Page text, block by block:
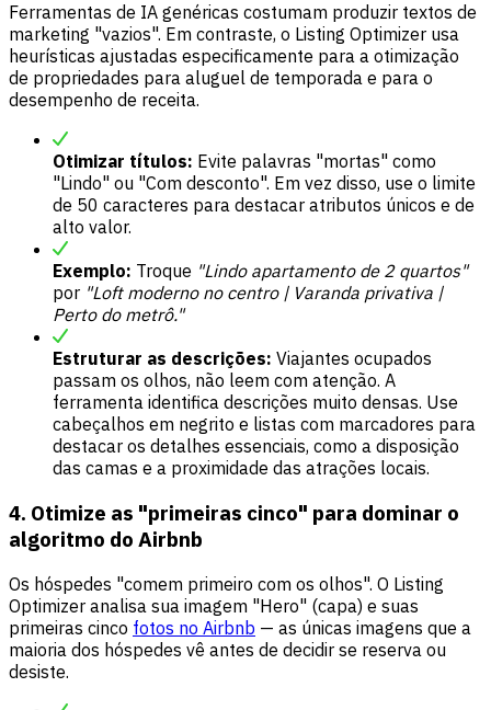
Ferramentas de IA genéricas costumam produzir textos de
marketing "vazios". Em contraste, o Listing Optimizer usa
heurísticas ajustadas especificamente para a otimização
de propriedades para aluguel de temporada e para o
desempenho de receita.
Otimizar títulos: Evite palavras "mortas" como
"Lindo" ou "Com desconto". Em vez disso, use o limite
de 50 caracteres para destacar atributos únicos e de
alto valor.
Exemplo: Troque "Lindo apartamento de 2 quartos"
por "Loft moderno no centro | Varanda privativa |
Perto do metrô."
Estruturar as descrições: Viajantes ocupados
passam os olhos, não leem com atenção. A
ferramenta identifica descrições muito densas. Use
cabeçalhos em negrito e listas com marcadores para
destacar os detalhes essenciais, como a disposição
das camas e a proximidade das atrações locais.
4. Otimize as "primeiras cinco" para dominar o
algoritmo do Airbnb
Os hóspedes "comem primeiro com os olhos". O Listing
Optimizer analisa sua imagem "Hero" (capa) e suas
primeiras cinco fotos no Airbnb — as únicas imagens que a
maioria dos hóspedes vê antes de decidir se reserva ou
desiste.